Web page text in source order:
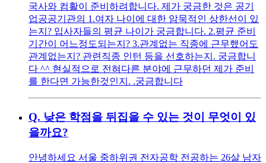
국사와 컴활이 준비하려합니다. 제가 궁금한 것은 공기
업공공기관의 1.여자 나이에 대한 암묵적인 상한선이 있
는지? 입사자들의 평균 나이가 궁금합니다. 2.평균 준비
기간이 어느정도되는지? 3.관계없는 직종에 근무했어도
관계없는지? 관련직종 인턴 등을 선호하는지. 궁금합니
다 ^^ 현실적으로 전혀다른 분야에 근무하던 제가 준비
를 한다면 가능한것인지. .궁금합니다
Q. 낮은 학점을 뒤집을 수 있는 것이 무엇이 있
을까요?
안녕하세요 서울 중하위권 전자공학 전공하는 26살 남자